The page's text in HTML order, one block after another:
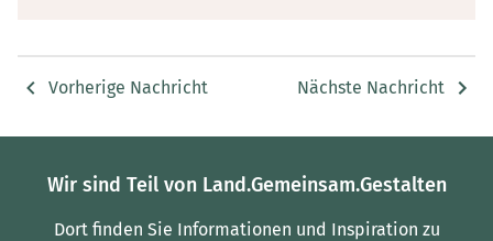
Vorherige Nachricht Nächste Nachricht
Wir sind Teil von Land.Gemeinsam.Gestalten
Dort finden Sie Informationen und Inspiration zu